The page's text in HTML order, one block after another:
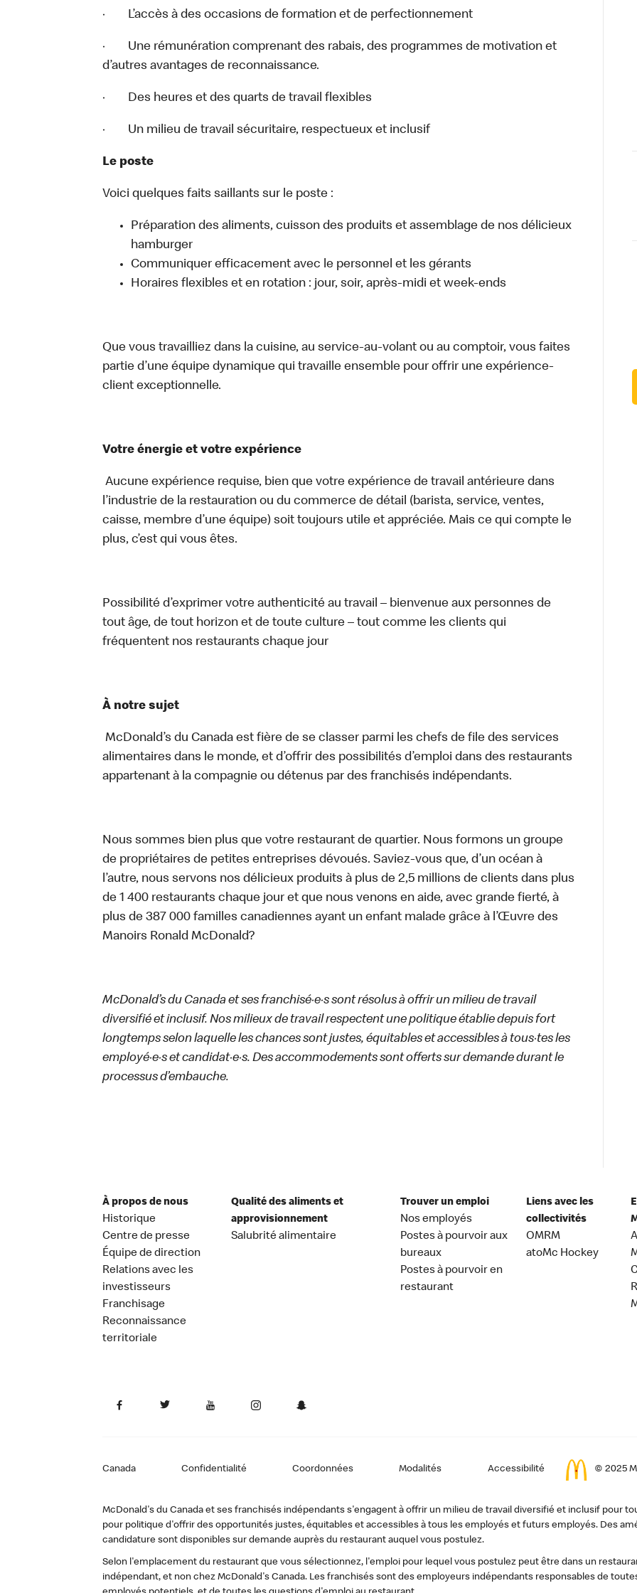
· L’accès à des occasions de formation et de perfectionnement
· Une rémunération comprenant des rabais, des programmes de motivation et
d’autres avantages de reconnaissance.
· Des heures et des quarts de travail flexibles
· Un milieu de travail sécuritaire, respectueux et inclusif
Le poste
Voici quelques faits saillants sur le poste :
Préparation des aliments, cuisson des produits et assemblage de nos délicieux
hamburger
Communiquer efficacement avec le personnel et les gérants
Horaires flexibles et en rotation : jour, soir, après-midi et week-ends
Que vous travailliez dans la cuisine, au service-au-volant ou au comptoir, vous faites
partie d’une équipe dynamique qui travaille ensemble pour offrir une expérience-
client exceptionnelle.
Votre énergie et votre expérience
Aucune expérience requise, bien que votre expérience de travail antérieure dans
l’industrie de la restauration ou du commerce de détail (barista, service, ventes,
caisse, membre d’une équipe) soit toujours utile et appréciée. Mais ce qui compte le
plus, c’est qui vous êtes.
Possibilité d’exprimer votre authenticité au travail – bienvenue aux personnes de
tout âge, de tout horizon et de toute culture – tout comme les clients qui
fréquentent nos restaurants chaque jour
À notre sujet
McDonald’s du Canada est fière de se classer parmi les chefs de file des services
alimentaires dans le monde, et d’offrir des possibilités d’emploi dans des restaurants
appartenant à la compagnie ou détenus par des franchisés indépendants.
Nous sommes bien plus que votre restaurant de quartier. Nous formons un groupe
de propriétaires de petites entreprises dévoués. Saviez-vous que, d’un océan à
l’autre, nous servons nos délicieux produits à plus de 2,5 millions de clients dans plus
de 1 400 restaurants chaque jour et que nous venons en aide, avec grande fierté, à
plus de 387 000 familles canadiennes ayant un enfant malade grâce à l’Œuvre des
Manoirs Ronald McDonald?
McDonald’s du Canada et ses franchisé·e·s sont résolus à offrir un milieu de travail
diversifié et inclusif. Nos milieux de travail respectent une politique établie depuis fort
longtemps selon laquelle les chances sont justes, équitables et accessibles à tous·tes les
employé·e·s et candidat·e·s. Des accommodements sont offerts sur demande durant le
processus d’embauche.
À propos de nous
Historique
Centre de presse
Équipe de direction
Relations avec les
investisseurs
Franchisage
Reconnaissance
territoriale
Qualité des aliments et
approvisionnement
Salubrité alimentaire
Trouver un emploi
Nos employés
Postes à pourvoir aux
bureaux
Postes à pourvoir en
restaurant
Liens avec les
collectivités
OMRM
atoMc Hockey
Canada Confidentialité Coordonnées Modalités Accessibilité © 2025
McDonald's du Canada et ses franchisés indépendants s'engagent à offrir un milieu de travail diversifié et inclusif pour
pour politique d'offrir des opportunités justes, équitables et accessibles à tous les employés et futurs employés. Des
candidature sont disponibles sur demande auprès du restaurant auquel vous postulez.
Selon l'emplacement du restaurant que vous sélectionnez, l'emploi pour lequel vous postulez peut être dans un
indépendant, et non chez McDonald's Canada. Les franchisés sont des employeurs indépendants responsables de